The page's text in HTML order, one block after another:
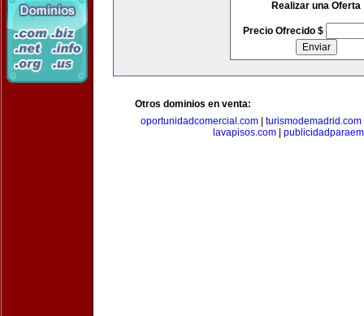
Realizar una Oferta
Precio Ofrecido $
Otros dominios en venta:
oportunidadcomercial.com
turismodemadrid.com
lavapisos.com|